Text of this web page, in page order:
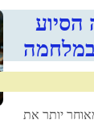
הסיוע
יותר את